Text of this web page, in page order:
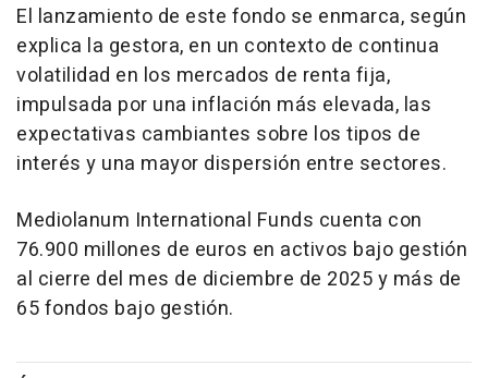
El lanzamiento de este fondo se enmarca, según
explica la gestora, en un contexto de continua
volatilidad en los mercados de renta fija,
impulsada por una inflación más elevada, las
expectativas cambiantes sobre los tipos de
interés y una mayor dispersión entre sectores.
Mediolanum International Funds cuenta con
76.900 millones de euros en activos bajo gestión
al cierre del mes de diciembre de 2025 y más de
65 fondos bajo gestión.